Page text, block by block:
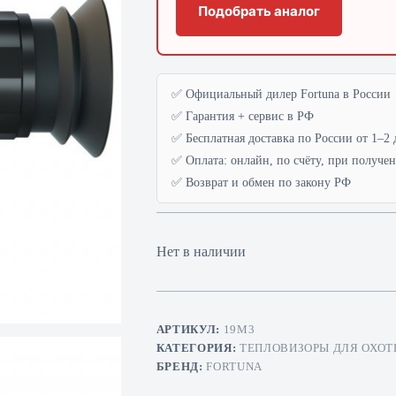
Подобрать аналог
✅ Официальный дилер Fortuna в России
✅ Гарантия + сервис в РФ
✅ Бесплатная доставка по России от 1–2
✅ Оплата: онлайн, по счёту, при
✅ Возврат и обмен по закону РФ
Нет в наличии
АРТИКУЛ: 19M3
КАТЕГОРИЯ: ТЕПЛОВИЗОРЫ ДЛЯ
БРЕНД:FORTUNA